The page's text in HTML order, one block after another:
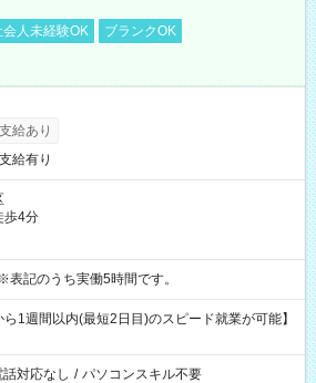
会人未経験OK
ブランクOK
給あり
給有り
歩4分
～15:00 ※表記のうち実働5時間です。
1週間以内(最短2日目)のスピード就業が可能】
話対応なし / パソコンスキル不要